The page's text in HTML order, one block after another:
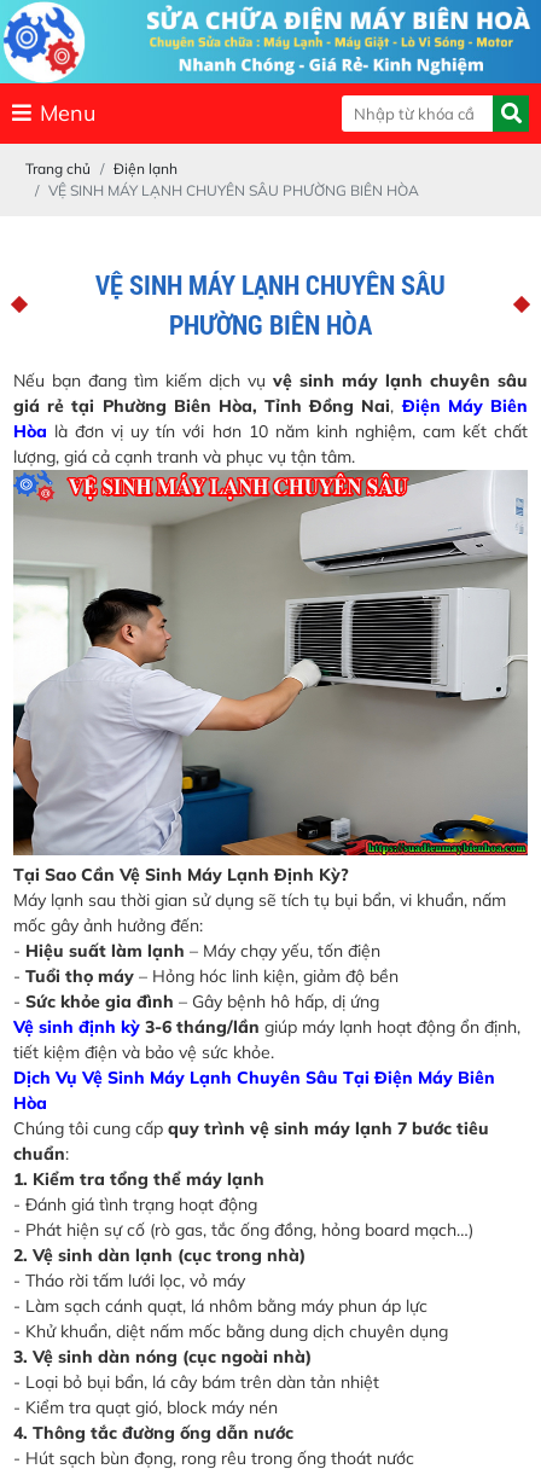
Menu
Trang chủ
Điện lạnh
VỆ SINH MÁY LẠNH CHUYÊN SÂU PHƯỜNG BIÊN HÒA
VỆ SINH MÁY LẠNH CHUYÊN SÂU
PHƯỜNG BIÊN HÒA
Nếu bạn đang tìm kiếm dịch vụ vệ sinh máy lạnh chuyên sâu
giá rẻ tại Phường Biên Hòa, Tỉnh Đồng Nai,Điện Máy Biên
Hòa là đơn vị uy tín với hơn 10 năm kinh nghiệm, cam kết chất
lượng, giá cả cạnh tranh và phục vụ tận tâm.
Tại Sao Cần Vệ Sinh Máy Lạnh Định Kỳ?
Máy lạnh sau thời gian sử dụng sẽ tích tụ bụi bẩn, vi khuẩn, nấm
mốc gây ảnh hưởng đến:
- Hiệu suất làm lạnh – Máy chạy yếu, tốn điện
-Tuổi thọ máy – Hỏng hóc linh kiện, giảm độ bền
-Sức khỏe gia đình – Gây bệnh hô hấp, dị ứng
Vệ sinh định kỳ3-6 tháng/lần giúp máy lạnh hoạt động ổn định,
tiết kiệm điện và bảo vệ sức khỏe.
Dịch Vụ Vệ Sinh Máy Lạnh Chuyên Sâu Tại Điện Máy Biên
Hòa
Chúng tôi cung cấpquy trình vệ sinh máy lạnh 7 bước tiêu
chuẩn:
1. Kiểm tra tổng thể máy lạnh
- Đánh giá tình trạng hoạt động
- Phát hiện sự cố (rò gas, tắc ống đồng, hỏng board mạch…)
2. Vệ sinh dàn lạnh (cục trong nhà)
- Tháo rời tấm lưới lọc, vỏ máy
- Làm sạch cánh quạt, lá nhôm bằng máy phun áp lực
- Khử khuẩn, diệt nấm mốc bằng dung dịch chuyên dụng
3. Vệ sinh dàn nóng (cục ngoài nhà)
- Loại bỏ bụi bẩn, lá cây bám trên dàn tản nhiệt
- Kiểm tra quạt gió, block máy nén
4. Thông tắc đường ống dẫn nước
- Hút sạch bùn đọng, rong rêu trong ống thoát nước